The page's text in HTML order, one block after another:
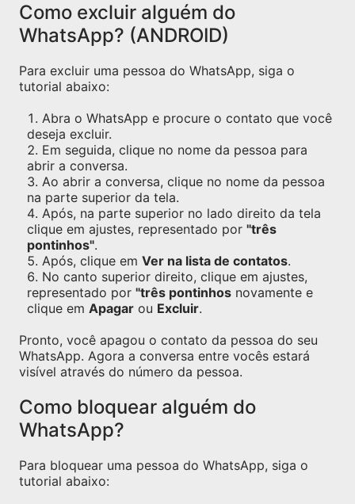
Como excluir alguém do
WhatsApp? (ANDROID)
Para excluir uma pessoa do WhatsApp, siga o
tutorial abaixo:
Abra o WhatsApp e procure o contato que você
deseja excluir.
Em seguida, clique no nome da pessoa para
abrir a conversa.
Ao abrir a conversa, clique no nome da pessoa
na parte superior da tela.
Após, na parte superior no lado direito da tela
clique em ajustes, representado por "três
pontinhos".
Após, clique em Ver na lista de contatos.
No canto superior direito, clique em ajustes,
representado por "três pontinhos novamente e
clique em Apagar ou Excluir.
Pronto, você apagou o contato da pessoa do seu
WhatsApp. Agora a conversa entre vocês estará
visível através do número da pessoa.
Como bloquear alguém do
WhatsApp?
Para bloquear uma pessoa do WhatsApp, siga o
tutorial abaixo: